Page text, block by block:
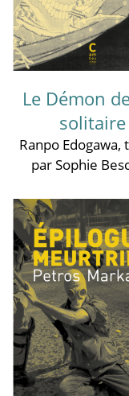
Le Démon
solitaire
Ranpo Edogawa,
par Sophie